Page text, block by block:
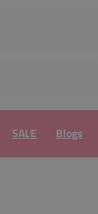
SALE Blogs